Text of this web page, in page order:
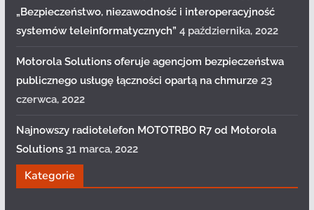
„Bezpieczeństwo, niezawodność i interoperacyjność
systemów teleinformatycznych” 4 października, 2022
Motorola Solutions oferuje agencjom bezpieczeństwa
publicznego usługę łączności opartą na chmurze 23
czerwca, 2022
Najnowszy radiotelefon MOTOTRBO R7 od Motorola
Solutions 31 marca, 2022
Kategorie